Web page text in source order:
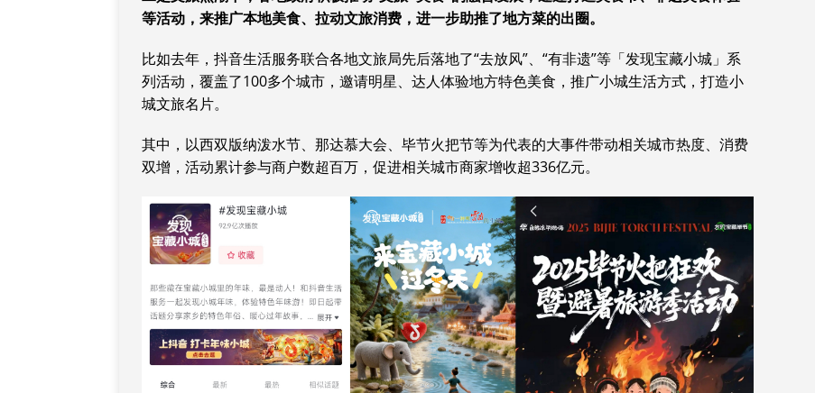
等活动，来推广本地美食、拉动文旅消费，进一步助推了地方菜的出圈。
比如去年，抖音生活服务联合各地文旅局先后落地了“去放风”、“有非遗”等「发现宝藏小城」系
列活动，覆盖了100多个城市，邀请明星、达人体验地方特色美食，推广小城生活方式，打造小
城文旅名片。
其中，以西双版纳泼水节、那达慕大会、毕节火把节等为代表的大事件带动相关城市热度、消费
双增，活动累计参与商户数超百万，促进相关城市商家增收超336亿元。